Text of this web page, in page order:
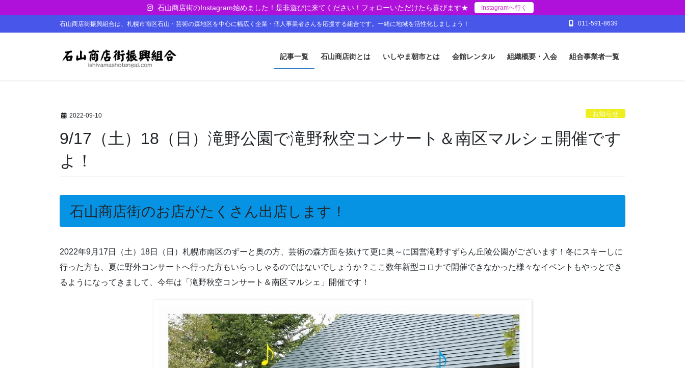
ン
ビ
石山商店街のInstagram始めました！是非遊びに来てください！フォローいただけたら喜びます★ Instagramへ行く
石山商店街振興組合は、札幌市南区石山・芸術の森地区を中心に幅広く企業・個人事業者さんを応援する組合です。一緒に地域を活性化しましょう！ 011-591-8639
記事一覧 石山商店街とは いしやま朝市とは 会館レンタル 組織概要・入会 組合事業者一覧
2022-09-10 お知らせ
9/17（土）18（日）滝野公園で滝野秋空コンサート＆南区マルシェ開催です
よ！
石山商店街のお店がたくさん出店します！
2022年9月17日（土）18日（日）札幌市南区のずーと奥の方、芸術の森方面を抜けて更に奥～に国営滝野すずらん丘陵公園がございます！冬にスキーしに
行った方も、夏に野外コンサートへ行った方もいらっしゃるのではないでしょうか？ここ数年新型コロナで開催できなかった様々なイベントもやっとでき
るようになってきまして、今年は「滝野秋空コンサート＆南区マルシェ」開催です！